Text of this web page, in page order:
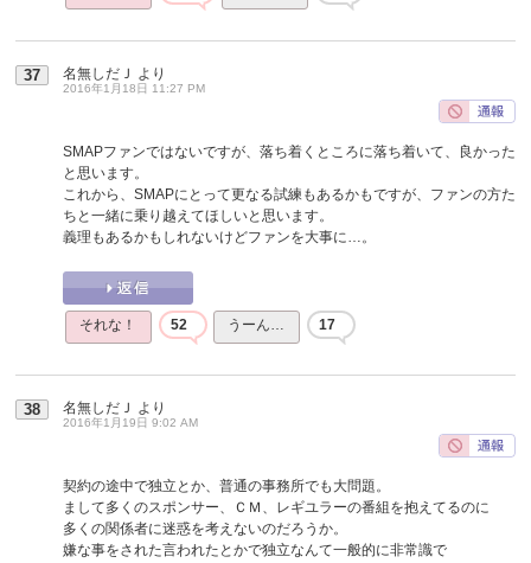
37 名無しだＪ より
2016年1月18日 11:27 PM
SMAPファンではないですが、落ち着くところに落ち着いて、良かった
と思います。
これから、SMAPにとって更なる試練もあるかもですが、ファンの方た
ちと一緒に乗り越えてほしいと思います。
義理もあるかもしれないけどファンを大事に…。
それな！ 52 うーん… 17
38 名無しだＪ より
2016年1月19日 9:02 AM
契約の途中で独立とか、普通の事務所でも大問題。
まして多くのスポンサー、ＣＭ、レギユラーの番組を抱えてるのに
多くの関係者に迷惑を考えないのだろうか。
嫌な事をされた言われたとかで独立なんて一般的に非常識で